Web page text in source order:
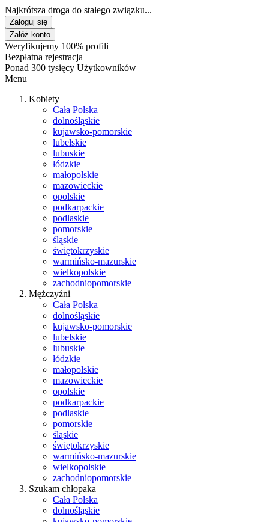
Najkrótsza droga do stałego związku...
Zaloguj się
Załóż konto
Weryfikujemy 100% profili
Bezpłatna rejestracja
Ponad 300 tysięcy Użytkowników
Menu
Kobiety
Cała Polska
dolnośląskie
kujawsko-pomorskie
lubelskie
lubuskie
łódzkie
małopolskie
mazowieckie
opolskie
podkarpackie
podlaskie
pomorskie
śląskie
świętokrzyskie
warmińsko-mazurskie
wielkopolskie
zachodniopomorskie
Mężczyźni
Cała Polska
dolnośląskie
kujawsko-pomorskie
lubelskie
lubuskie
łódzkie
małopolskie
mazowieckie
opolskie
podkarpackie
podlaskie
pomorskie
śląskie
świętokrzyskie
warmińsko-mazurskie
wielkopolskie
zachodniopomorskie
Szukam chłopaka
Cała Polska
dolnośląskie